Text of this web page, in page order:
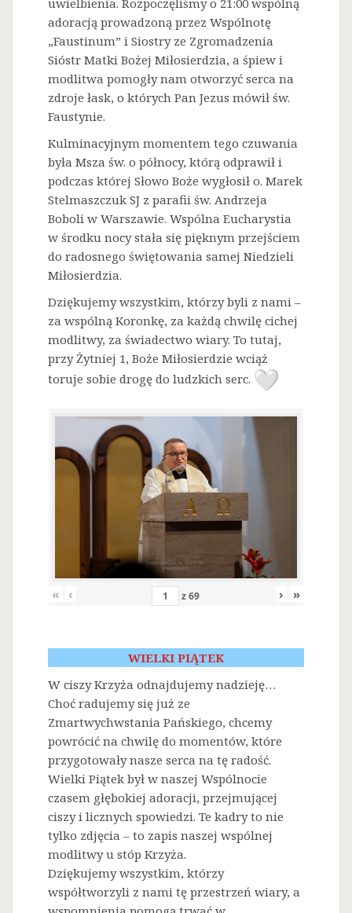
uwielbienia. Rozpoczęliśmy o 21:00 wspólną
adoracją prowadzoną przez Wspólnotę
„Faustinum” i Siostry ze Zgromadzenia
Sióstr Matki Bożej Miłosierdzia, a śpiew i
modlitwa pomogły nam otworzyć serca na
zdroje łask, o których Pan Jezus mówił św.
Faustynie.
Kulminacyjnym momentem tego czuwania
była Msza św. o północy, którą odprawił i
podczas której Słowo Boże wygłosił o. Marek
Stelmaszczuk SJ z parafii św. Andrzeja
Boboli w Warszawie. Wspólna Eucharystia
w środku nocy stała się pięknym przejściem
do radosnego świętowania samej Niedzieli
Miłosierdzia.
Dziękujemy wszystkim, którzy byli z nami –
za wspólną Koronkę, za każdą chwilę cichej
modlitwy, za świadectwo wiary. To tutaj,
przy Żytniej 1, Boże Miłosierdzie wciąż
toruje sobie drogę do ludzkich serc.
« ‹ z69 › »
WIELKI PIĄTEK
W ciszy Krzyża odnajdujemy nadzieję…
Choć radujemy się już ze
Zmartwychwstania Pańskiego, chcemy
powrócić na chwilę do momentów, które
przygotowały nasze serca na tę radość.
Wielki Piątek był w naszej Wspólnocie
czasem głębokiej adoracji, przejmującej
ciszy i licznych spowiedzi. Te kadry to nie
tylko zdjęcia – to zapis naszej wspólnej
modlitwy u stóp Krzyża.
Dziękujemy wszystkim, którzy
współtworzyli z nami tę przestrzeń wiary, a